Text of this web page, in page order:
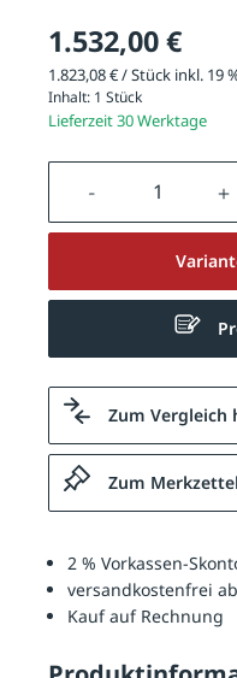
1.532,00 €
1.823,08 € / Stück inkl. 19
Inhalt: 1 Stück
Lieferzeit 30 Werktage
Produkt
Zum Vergleich
Zum
2 % Vorkassen-
versandkostenfrei
Kauf auf Rechnung